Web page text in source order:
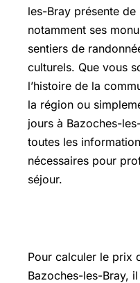
les-Bray présente
notamment ses
sentiers de
culturels. Que vous
l’histoire de la
la région ou
jours à Bazoches-
toutes les
nécessaires pour
séjour.
Pour calculer le prix
Bazoches-les-Bray,